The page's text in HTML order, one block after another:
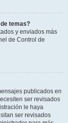
temas?
y enviados más
de Control de
publicados en
ser revisados
le haya
ser revisados